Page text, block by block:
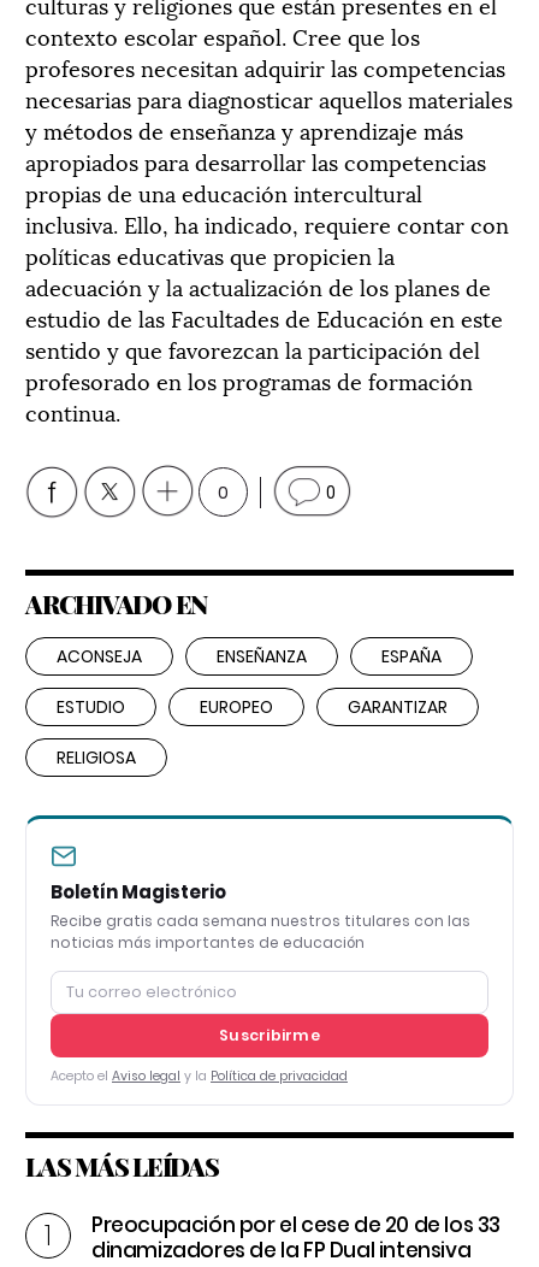
contexto escolar español. Cree que los
profesores necesitan adquirir las competencias
necesarias para diagnosticar aquellos materiales
y métodos de enseñanza y aprendizaje más
apropiados para desarrollar las competencias
propias de una educación intercultural
inclusiva. Ello, ha indicado, requiere contar con
políticas educativas que propicien la
adecuación y la actualización de los planes de
estudio de las Facultades de Educación en este
sentido y que favorezcan la participación del
profesorado en los programas de formación
continua.
0 0
ARCHIVADO EN
ACONSEJA ENSEÑANZA ESPAÑA
ESTUDIO EUROPEO GARANTIZAR
RELIGIOSA
Boletín Magisterio
Recibe gratis cada semana nuestros titulares con las
noticias más importantes de educación
Suscribirme
Acepto el Aviso legal y la Política de privacidad
LAS MÁS LEÍDAS
Preocupación por el cese de 20 de los 33
dinamizadores de la FP Dual intensiva